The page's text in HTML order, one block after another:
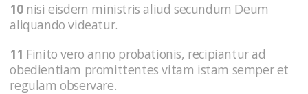
10nisi eisdem ministris aliud secundum Deum
aliquando videatur.
11 Finito vero anno probationis, recipiantur ad
obedientiam promittentes vitam istam semper et
regulam observare.